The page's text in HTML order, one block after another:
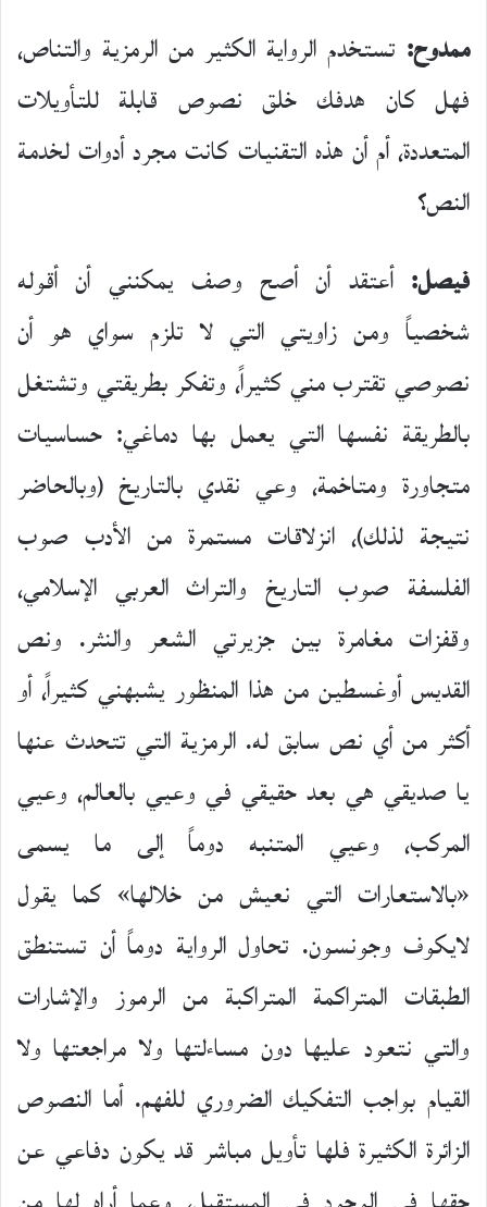
ممدوح: تستخدم الرواية الكثير من الرمزية والتناص،
فهل كان هدفك خلق نصوص قابلة للتأويلات
المتعددة، أم أن هذه التقنيات كانت مجرد أدوات لخدمة
النص؟
فيصل: أعتقد أن أصح وصف يمكنني أن أقوله
شخصياً ومن زاويتي التي لا تلزم سواي هو أن
نصوصي تقترب مني كثيراً، وتفكر بطريقتي وتشتغل
بالطريقة نفسها التي يعمل بها دماغي: حساسيات
متجاورة ومتاخمة، وعي نقدي بالتاريخ (وبالحاضر
نتيجة لذلك)، انزلاقات مستمرة من الأدب صوب
الفلسفة صوب التاريخ والتراث العربي الإسلامي،
وقفزات مغامرة بين جزيرتي الشعر والنثر. ونص
القديس أوغسطين من هذا المنظور يشبهني كثيراً، أو
أكثر من أي نص سابق له. الرمزية التي تتحدث عنها
يا صديقي هي بعد حقيقي في وعيي بالعالم، وعيي
المركب، وعيي المتنبه دوماً إلى ما يسمى
«بالاستعارات التي نعيش من خلالها» كما يقول
لايكوف وجونسون. تحاول الرواية دوماً أن تستنطق
الطبقات المتراكمة المتراكبة من الرموز والإشارات
والتي نتعود عليها دون مساءلتها ولا مراجعتها ولا
القيام بواجب التفكيك الضروري للفهم. أما النصوص
الزائرة الكثيرة فلها تأويل مباشر قد يكون دفاعي عن